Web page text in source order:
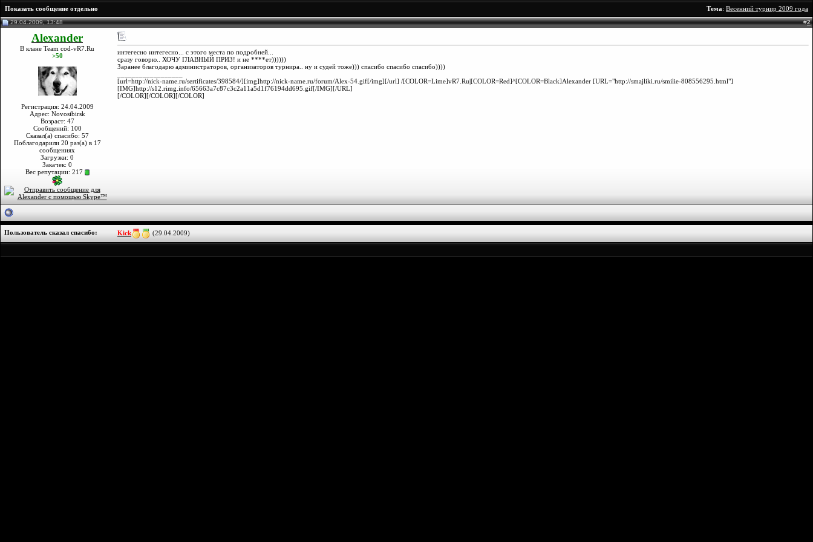
Тема: Весенний турнир 2009 года
Показать сообщение отдельно
29.04.2009, 13:48 #2
Alexander
В клане Team cod-vR7.Ru
>50
Регистрация: 24.04.2009
Адрес: Novosibirsk
Возраст: 47
Сообщений: 100
Сказал(а) спасибо: 57
Поблагодарили 20 раз(а) в 17
сообщениях
Загрузки: 0
Закачек: 0
Вес репутации: 217
интегесно интегесно... с этого места по подробней...
сразу говорю.. ХОЧУ ГЛАВНЫЙ ПРИЗ! и не ****ет))))))
Заранее благодарю администраторов, организаторов турнира.. ну и судей тоже))) спасибо спасибо спасибо))))
[url=http://nick-name.ru/sertificates/398584/][img]http://nick-name.ru/forum/Alex-54.gif[/img][/url] /[COLOR=Lime]vR7.Ru|[COLOR=Red]^[COLOR=Black]Alexander [URL="http://smajliki.ru/smilie-808556295.html"]
[IMG]http://s12.rimg.info/65663a7c87c3c2a11a5d1f76194dd695.gif[/IMG][/URL]
[/COLOR][/COLOR][/COLOR]
Пользователь сказал cпасибо: Kick (29.04.2009)